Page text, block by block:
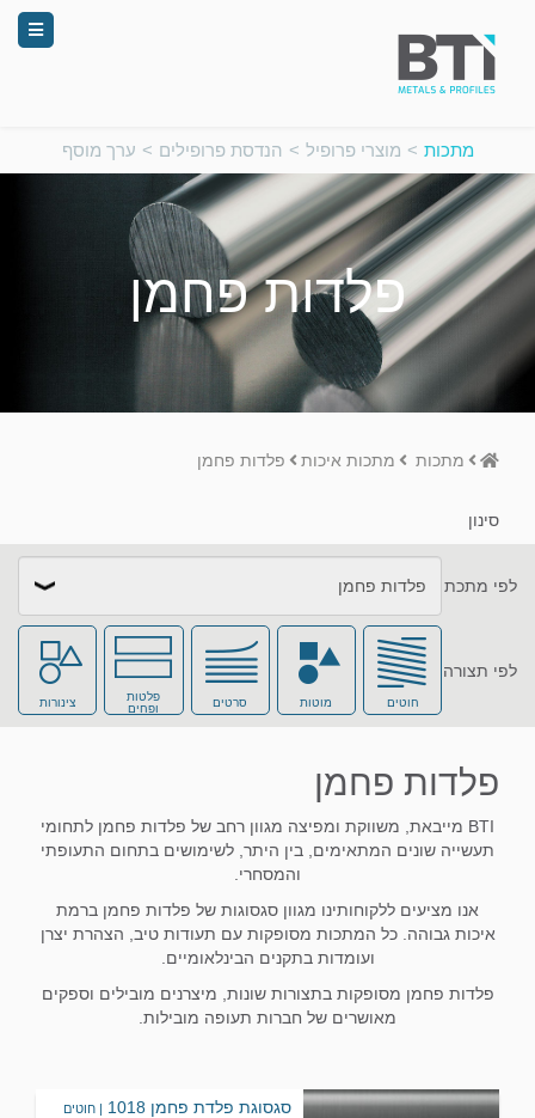
מתכות > מוצרי פרופיל > הנדסת פרופילים > ערך מוסף
פלדות פחמן
Homeמתכות מתכות איכות פלדות פחמן
סינון
לפי מתכת
כל המתכות אלומיניום
אלומיניום ברונזה
טונגסטן
מגנזיום
לפי תצורה
חוטים מוטות סרטים
פלטות
ופחים
צינורות
פלדות פחמן
BTI מייבאת, משווקת ומפיצה מגוון רחב של פלדות פחמן לתחומי
תעשייה שונים המתאימים, בין היתר, לשימושים בתחום התעופתי
והמסחרי.
אנו מציעים ללקוחותינו מגוון סגסוגות של פלדות פחמן ברמת
איכות גבוהה. כל המתכות מסופקות עם תעודות טיב, הצהרת יצרן
ועומדות בתקנים הבינלאומיים.
פלדות פחמן מסופקות בתצורות שונות, מיצרנים מובילים וספקים
מאושרים של חברות תעופה מובילות.
סגסוגת פלדת פחמן 1018
| חוטים